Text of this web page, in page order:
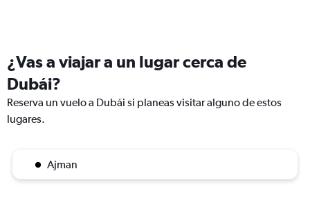
¿Vas a viajar a un lugar cerca de
Dubái?
Reserva un vuelo a Dubái si planeas visitar alguno de estos
lugares.
Ajman